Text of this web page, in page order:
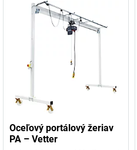
Oceľový portálový žeriav
PA – Vetter